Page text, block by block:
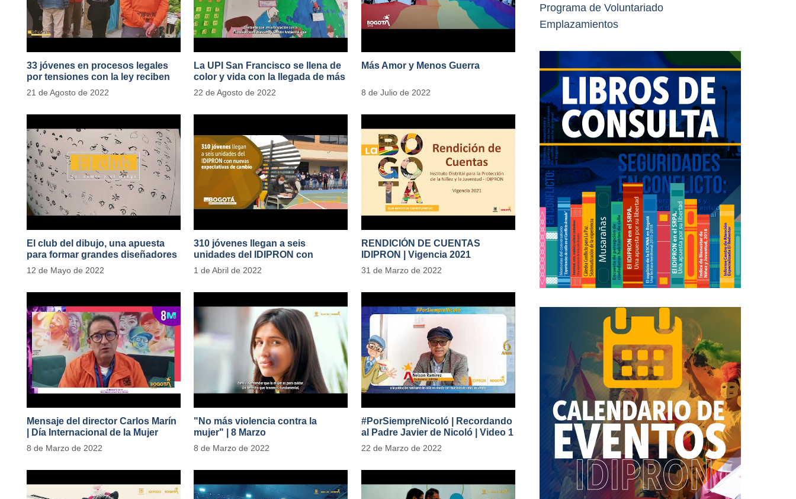
33 jóvenes en procesos legales
por tensiones con la ley reciben
apoyo alimentario y pedagógico
del IDIPRON
21 de Agosto de 2022
La UPI San Francisco se llena de
color y vida con la llegada de más
de 1100 ejemplares vegetales
22 de Agosto de 2022
Más Amor y Menos Guerra
8 de Julio de 2022
El club del dibujo, una apuesta
para formar grandes diseñadores
del cómic y manga en IDIPRON
12 de Mayo de 2022
310 jóvenes llegan a seis
unidades del IDIPRON con
nuevas expectativas de cambio
1 de Abril de 2022
RENDICIÓN DE CUENTAS
IDIPRON | Vigencia 2021
#IdipronRindeCuentas
31 de Marzo de 2022
Mensaje del director Carlos Marín
| Día Internacional de la Mujer
8 de Marzo de 2022
"No más violencia contra la
mujer" | 8 Marzo
#MásOportunidadesParaLasMujeres
8 de Marzo de 2022
#PorSiempreNicoló | Recordando
al Padre Javier de Nicoló | Video 1
22 de Marzo de 2022
Programa de Voluntariado
Emplazamientos